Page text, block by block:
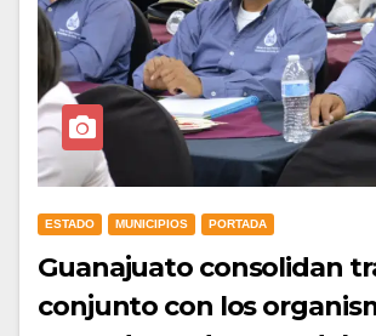
ESTADO MUNICIPIOS PORTADA
Guanajuato consolidan
conjunto con los